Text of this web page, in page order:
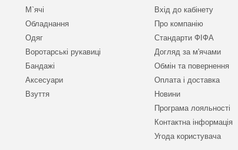
М`ячі
Обладнання
Одяг
Воротарські рукавиці
Бандажі
Аксесуари
Взуття
Вхід до кабінету
Про компанію
Стандарти ФІФА
Догляд за м'ячами
Обмін та повернення
Оплата і доставка
Новини
Програма лояльності
Контактна інформація
Угода користувача